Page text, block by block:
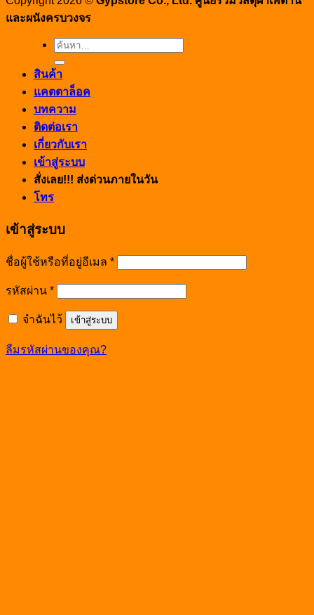
และผนังครบวงจร
ค้นหา:
สินค้า
แคตตาล็อค
บทความ
ติดต่อเรา
เกี่ยวกับเรา
เข้าสู่ระบบ
สั่งเลย!!! ส่งด่วนภายในวัน
โทร
เข้าสู่ระบบ
ชื่อผู้ใช้หรือที่อยู่อีเมล *
รหัสผ่าน *
จำฉันไว้ เข้าสู่ระบบ
ลืมรหัสผ่านของคุณ?